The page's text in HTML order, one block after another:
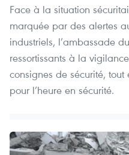
Face à la situation
marquée par des alertes
industriels, l’ambassade
ressortissants à la
consignes de sécurité, tout
pour l’heure en sécurité.